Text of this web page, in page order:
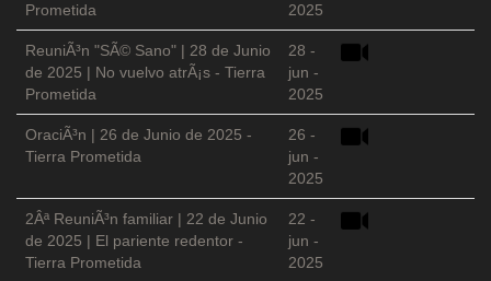
Prometida
2025
ReuniÃ³n "SÃ© Sano" | 28 de Junio
de 2025 | No vuelvo atrÃ¡s - Tierra
Prometida
28 -
jun -
2025
OraciÃ³n | 26 de Junio de 2025 -
Tierra Prometida
26 -
jun -
2025
2Âª ReuniÃ³n familiar | 22 de Junio
de 2025 | El pariente redentor -
Tierra Prometida
22 -
jun -
2025